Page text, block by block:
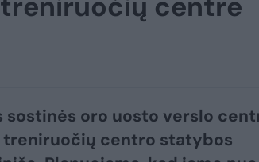
sostinės oro uosto verslo
centro statybos